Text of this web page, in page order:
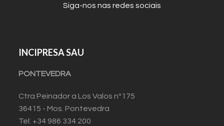
Siga-nos nas redes sociais
INCIPRESA SAU
PONTEVEDRA
Ctra Peinador a Los Valos nº175
36415 - Mos. Pontevedra
Tel: +34 986 334 200